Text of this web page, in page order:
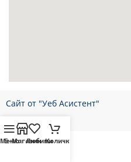
Сайт от "Уеб Асистент"
Меню
Е-Магазин
ЛюбимиКоличка